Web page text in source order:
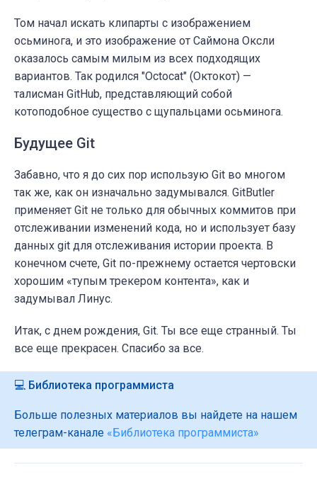
Том начал искать клипарты с изображением
осьминога, и это изображение от Саймона Оксли
оказалось самым милым из всех подходящих
вариантов. Так родился "Octocat" (Октокот) —
талисман GitHub, представляющий собой
котоподобное существо с щупальцами осьминога.
Будущее Git
Забавно, что я до сих пор использую Git во многом
так же, как он изначально задумывался. GitButler
применяет Git не только для обычных коммитов при
отслеживании изменений кода, но и использует базу
данных git для отслеживания истории проекта. В
конечном счете, Git по-прежнему остается чертовски
хорошим «тупым трекером контента», как и
задумывал Линус.
Итак, с днем рождения, Git. Ты все еще странный. Ты
все еще прекрасен. Спасибо за все.
💻 Библиотека программиста
Больше полезных материалов вы найдете на нашем
телеграм-канале «Библиотека программиста»